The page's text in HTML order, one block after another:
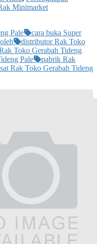
Minimarket
Pale
cara buka Super
distributor Rak Toko
Toko Gerabah Tideng
Pale
pabrik Rak
Rak Toko Gerabah Tideng